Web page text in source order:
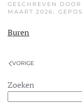
GESCHREVEN DOOR
MAART 2026.
Buren
VORIGE
Zoeken